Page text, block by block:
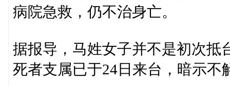
病院急救，仍不治身亡。
据报导，马姓女子并不是初次抵
死者支属已于24日来台，暗示不